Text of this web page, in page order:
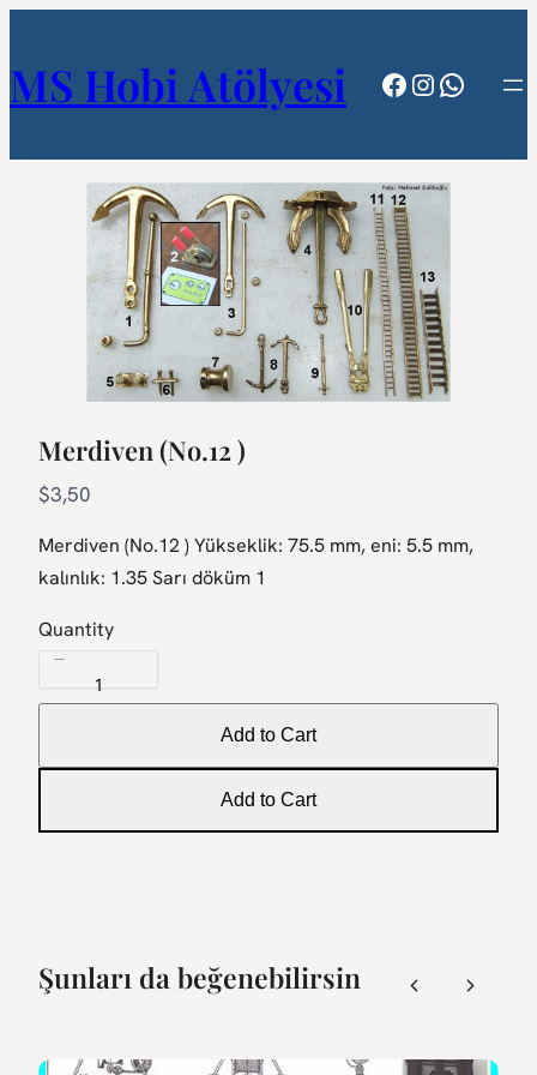
MS Hobi Atölyesi Facebook
Instagram
Merdiven (No.12 )
N
w
$3,50
Merdiven (No.12 ) Yükseklik: 75.5 mm, eni: 5.5 mm,
kalınlık: 1.35 Sarı döküm 1
Quantity
Add to Cart
Add to Cart
Şunları da beğenebilirsin
PreviousNext